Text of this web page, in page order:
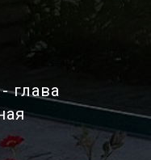
глава